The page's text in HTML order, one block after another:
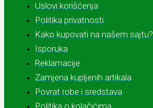
Uslovi korišćenja
Politika privatnosti
Kako kupovati na našem sajtu?
Isporuka
Reklamacije
Zamjena kupljenih artikala
Povrat robe i sredstava